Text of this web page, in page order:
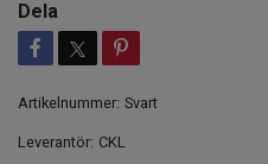
Dela
Artikelnummer: Svart
Leverantör: CKL